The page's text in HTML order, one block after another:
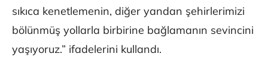
sıkıca kenetlemenin, diğer yandan şehirlerimizi
bölünmüş yollarla birbirine bağlamanın sevincini
yaşıyoruz.” ifadelerini kullandı.